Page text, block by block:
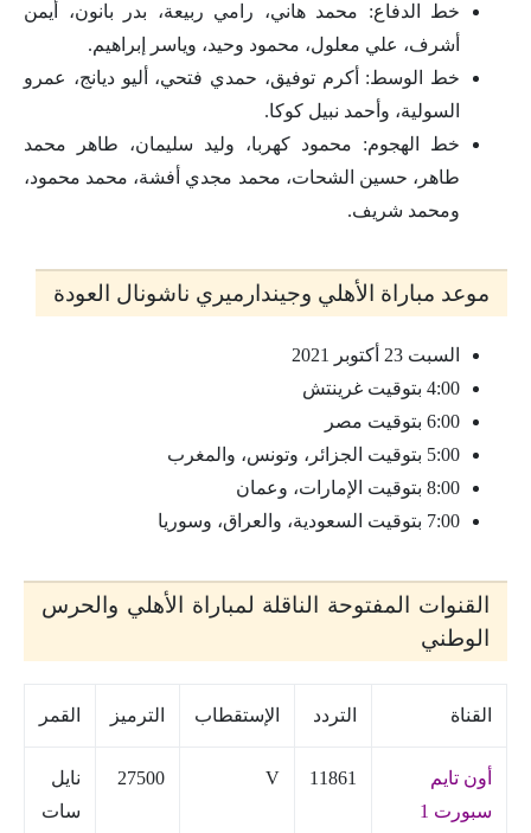
خط الدفاع: محمد هاني، رامي ربيعة، بدر بانون، أيمن
أشرف، علي معلول، محمود وحيد، وياسر إبراهيم.
خط الوسط: أكرم توفيق، حمدي فتحي، أليو ديانج، عمرو
السولية، وأحمد نبيل كوكا.
خط الهجوم: محمود كهربا، وليد سليمان، طاهر محمد
طاهر، حسين الشحات، محمد مجدي أفشة، محمد محمود،
ومحمد شريف.
موعد مباراة الأهلي وجيندارميري ناشونال العودة
السبت 23 أكتوبر 2021
4:00 بتوقيت غرينتش
6:00 بتوقيت مصر
5:00 بتوقيت الجزائر، وتونس، والمغرب
8:00 بتوقيت الإمارات، وعمان
7:00 بتوقيت السعودية، والعراق، وسوريا
القنوات المفتوحة الناقلة لمباراة الأهلي والحرس
الوطني
القناة التردد الإستقطاب الترميز القمر
أون تايم
سبورت 1
11861
V
27500
نايل
سات